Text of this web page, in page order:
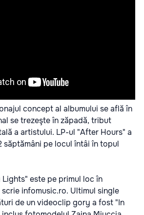
concept al albumului se află în
se trezeşte în zăpadă, tribut
a artistului. LP-ul "After Hours" a
săptămâni pe locul întâi în topul
este pe primul loc în
scrie infomusic.ro. Ultimul single
de un videoclip gory a fost "In